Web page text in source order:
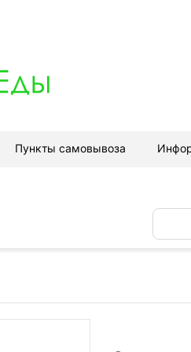
Пункты самовывоза